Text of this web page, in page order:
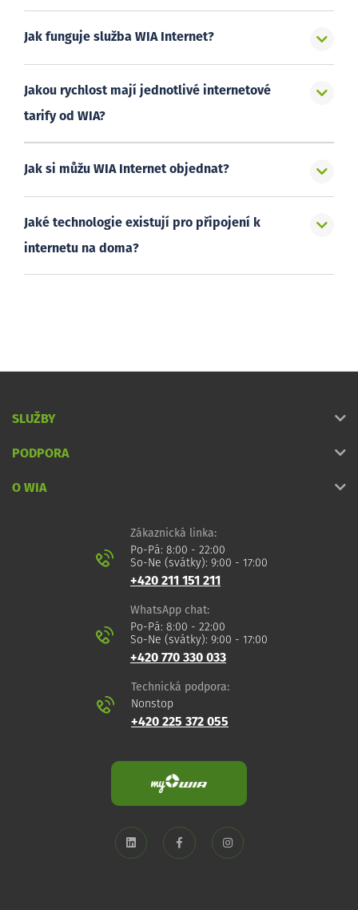
Jak funguje služba WIA Internet?
Jakou rychlost mají jednotlivé internetové
tarify od WIA?
Jak si můžu WIA Internet objednat?
Jaké technologie existují pro připojení k
internetu na doma?
SLUŽBY
PODPORA
O WIA
Zákaznická linka:
Po-Pá: 8:00 - 22:00
So-Ne (svátky): 9:00 - 17:00
+420 211 151 211
WhatsApp chat:
Po-Pá: 8:00 - 22:00
So-Ne (svátky): 9:00 - 17:00
+420 770 330 033
Technická podpora:
Nonstop
+420 225 372 055